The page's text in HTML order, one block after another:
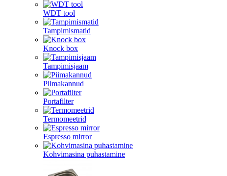
WDT tool
Tampimismatid
Knock box
Tampimisjaam
Piimakannud
Portafilter
Termomeetrid
Espresso mirror
Kohvimasina puhastamine